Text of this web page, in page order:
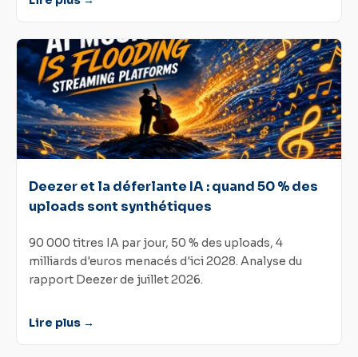
Deezer et la déferlante IA : quand 50 % des
uploads sont synthétiques
90 000 titres IA par jour, 50 % des uploads, 4
milliards d'euros menacés d'ici 2028. Analyse du
rapport Deezer de juillet 2026.
Lire plus →